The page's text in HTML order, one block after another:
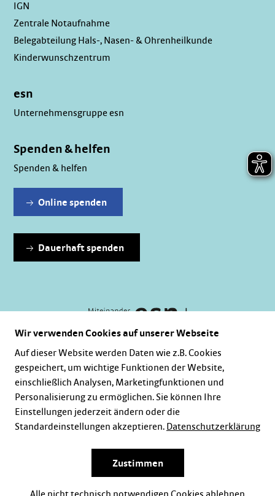
IGN
Zentrale Notaufnahme
Belegabteilung Hals-, Nasen- & Ohrenheilkunde
Kinderwunschzentrum
esn
Unternehmensgruppe esn
Spenden & helfen
Spenden & helfen
Online spenden
Dauerhaft spenden
Karriere Impressum Datenschutz
Wir verwenden Cookies auf unserer Webseite
Auf dieser Website werden Daten wie z.B. Cookies
gespeichert, um wichtige Funktionen der Website,
einschließlich Analysen, Marketingfunktionen und
Personalisierung zu ermöglichen. Sie können Ihre
Einstellungen jederzeit ändern oder die
Standardeinstellungen akzeptieren. Datenschutzerklärung
Zustimmen